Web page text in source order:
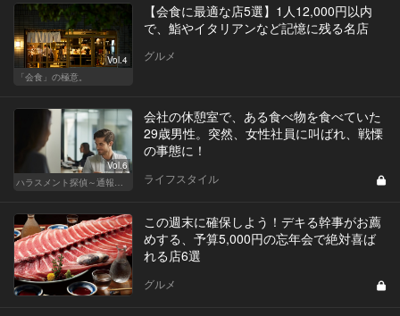
Vol.4
「会食」の極意。
【会食に最適な店5選】1人12,000円以内
で、鮨やイタリアンなど記憶に残る名店
グルメ
Vol.6
ハラスメント探偵～通報編～
会社の休憩室で、ある食べ物を食べていた
29歳男性。突然、女性社員に叫ばれ、戦慄
の事態に！
ライフスタイル
この週末に確保しよう！デキる幹事がお薦
めする、予算5,000円の忘年会で絶対喜ば
れる店6選
グルメ